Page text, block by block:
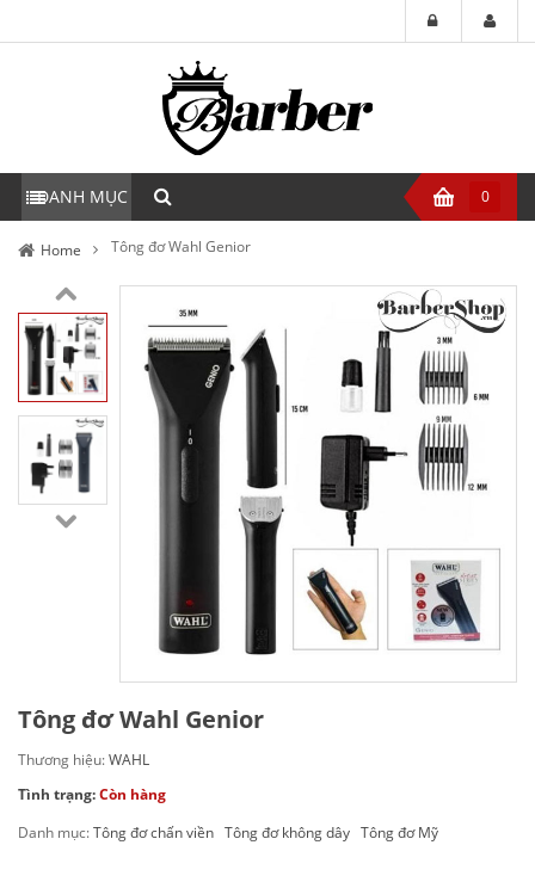
DANH MỤC 0
Home Tông đơ Wahl Genior
Tông đơ Wahl Genior
Thương hiệu:WAHL
Tình trạng:Còn hàng
Danh mục:Tông đơ chấn viền Tông đơ không dây Tông đơ Mỹ